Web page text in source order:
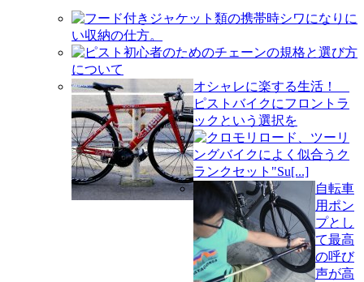
フード付きジャケット類の携帯時シワになりに
い収納の仕方。
ピスト初心者のためのチェーンの規格と選び方
について
オシャレに楽する生活！
ピストバイクにフロントラ
ックという選択を
クロモリロード、ツーリ
ングバイクによく似合うク
ランクセット"Su[...]
自転車
用ポン
プとし
て最高
の呼び
声が高